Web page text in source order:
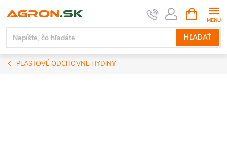
na
obsah
HĽADAŤ
KOŠÍK
PLASTOVÉ ODCHOVNE HYDINY